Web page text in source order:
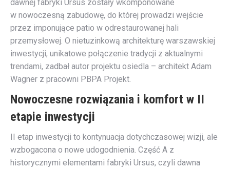
dawnej fabryki Ursus zostały wkomponowane
w nowoczesną zabudowę, do której prowadzi wejście
przez imponujące patio w odrestaurowanej hali
przemysłowej. O nietuzinkową architekturę warszawskiej
inwestycji, unikatowe połączenie tradycji z aktualnymi
trendami, zadbał autor projektu osiedla – architekt Adam
Wagner z pracowni PBPA Projekt.
Nowoczesne rozwiązania i komfort w II
etapie inwestycji
II etap inwestycji to kontynuacja dotychczasowej wizji, ale
wzbogacona o nowe udogodnienia. Część A z
historycznymi elementami fabryki Ursus, czyli dawna